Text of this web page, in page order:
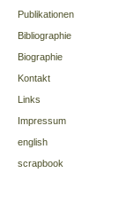
Publikationen
Bibliographie
Biographie
Kontakt
Links
Impressum
english
scrapbook